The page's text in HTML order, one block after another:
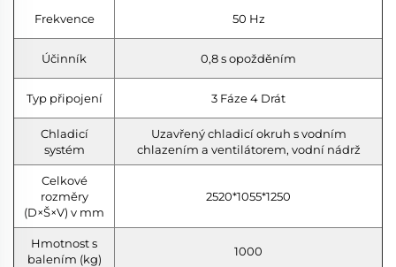
Frekvence 50 Hz
Účinník 0,8 s opožděním
Typ připojení 3 Fáze 4 Drát
Chladicí
systém
Uzavřený chladicí okruh s vodním
chlazením a ventilátorem, vodní nádrž
Celkové
rozměry
(D×Š×V) v mm
2520*1055*1250
Hmotnost s
balením (kg)
1000